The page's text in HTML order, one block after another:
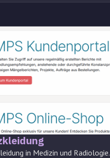
in Medizin und Radiologie.